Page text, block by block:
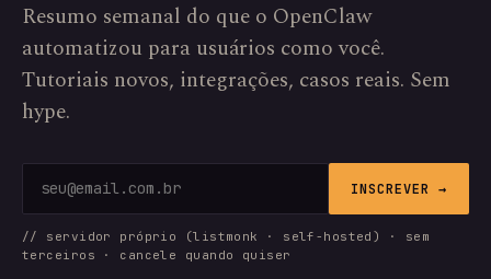
Resumo semanal do que o OpenClaw
automatizou para usuários como você.
Tutoriais novos, integrações, casos reais. Sem
hype.
INSCREVER →
// servidor próprio (listmonk · self-hosted) · sem
terceiros · cancele quando quiser